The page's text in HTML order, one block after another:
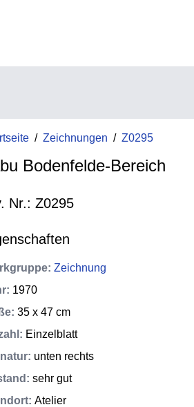
/ Zeichnungen / Z0295
Bodenfelde-Bereich
Nr.: Z0295
: Zeichnung
: 1970
: 35 x 47 cm
: Einzelblatt
: unten rechts
: sehr gut
: Atelier